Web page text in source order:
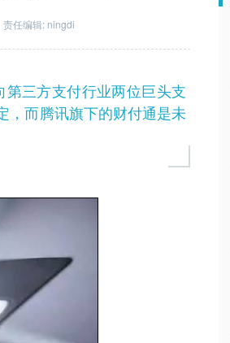
责任编辑: ningdi
三方支付行业两位巨头支
，而腾讯旗下的财付通是未